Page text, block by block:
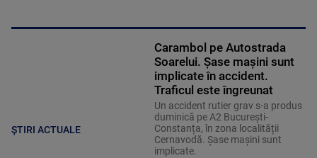
ȘTIRI ACTUALE
Carambol pe Autostrada
Soarelui. Șase mașini sunt
implicate în accident.
Traficul este îngreunat
Un accident rutier grav s-a produs
duminică pe A2 București-
Constanța, în zona localității
Cernavodă. Șase mașini sunt
implicate.